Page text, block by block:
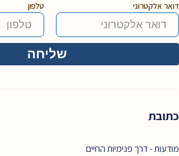
דואר אלקטרוני טלפון
כתובת
מודעות - דרך פנימיות החיים